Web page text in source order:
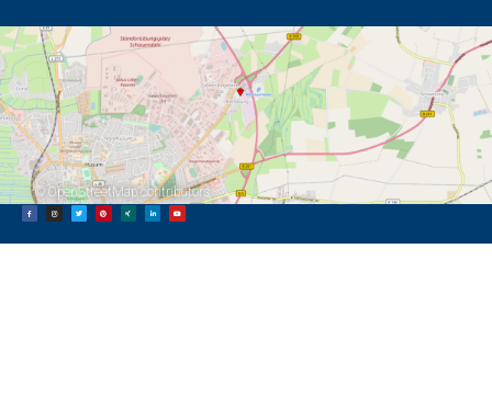
© OpenStreetMapcontributors